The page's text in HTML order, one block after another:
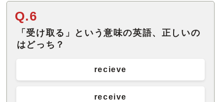
Q.6
「受け取る」という意味の英語、正しいの
はどっち？
recieve
receive